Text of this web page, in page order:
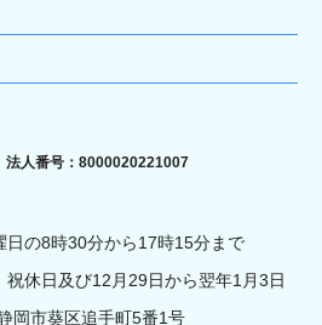
岡市
法人番号：8000020221007
日の8時30分から17時15分まで
祝休日及び12月29日から翌年1月3日
市葵区追手町5番1号